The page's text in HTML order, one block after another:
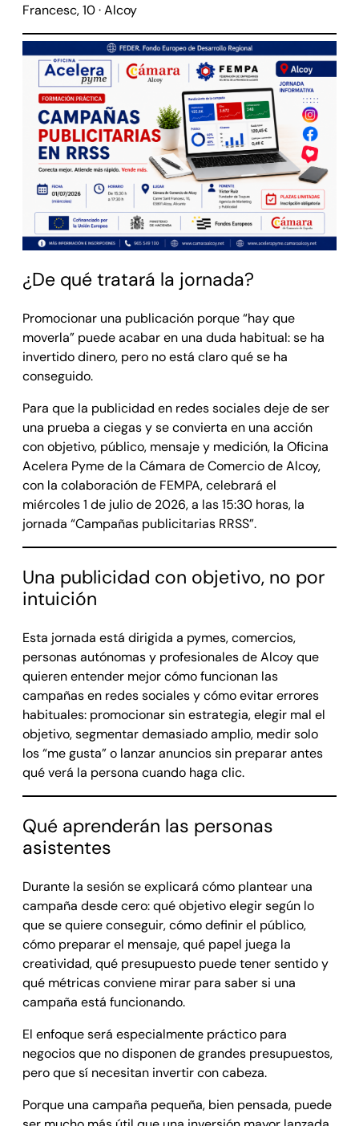
Francesc, 10 · Alcoy
¿De qué tratará la jornada?
Promocionar una publicación porque “hay que
moverla” puede acabar en una duda habitual: se ha
invertido dinero, pero no está claro qué se ha
conseguido.
Para que la publicidad en redes sociales deje de ser
una prueba a ciegas y se convierta en una acción
con objetivo, público, mensaje y medición, la Oficina
Acelera Pyme de la Cámara de Comercio de Alcoy,
con la colaboración de FEMPA, celebrará el
miércoles 1 de julio de 2026, a las 15:30 horas, la
jornada “Campañas publicitarias RRSS”.
Una publicidad con objetivo, no por
intuición
Esta jornada está dirigida a pymes, comercios,
personas autónomas y profesionales de Alcoy que
quieren entender mejor cómo funcionan las
campañas en redes sociales y cómo evitar errores
habituales: promocionar sin estrategia, elegir mal el
objetivo, segmentar demasiado amplio, medir solo
los “me gusta” o lanzar anuncios sin preparar antes
qué verá la persona cuando haga clic.
Qué aprenderán las personas
asistentes
Durante la sesión se explicará cómo plantear una
campaña desde cero: qué objetivo elegir según lo
que se quiere conseguir, cómo definir el público,
cómo preparar el mensaje, qué papel juega la
creatividad, qué presupuesto puede tener sentido y
qué métricas conviene mirar para saber si una
campaña está funcionando.
El enfoque será especialmente práctico para
negocios que no disponen de grandes presupuestos,
pero que sí necesitan invertir con cabeza.
Porque una campaña pequeña, bien pensada, puede